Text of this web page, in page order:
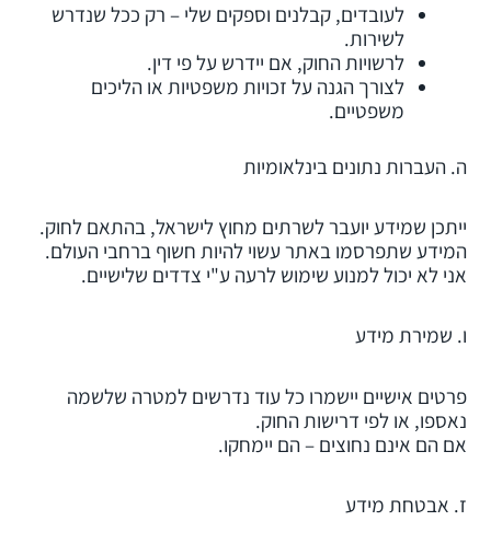
לעובדים, קבלנים וספקים שלי – רק ככל שנדרש
לשירות.
לרשויות החוק, אם יידרש על פי דין.
לצורך הגנה על זכויות משפטיות או הליכים
משפטיים.
ה. העברות נתונים בינלאומיות
ייתכן שמידע יועבר לשרתים מחוץ לישראל, בהתאם לחוק.
המידע שתפרסמו באתר עשוי להיות חשוף ברחבי העולם.
אני לא יכול למנוע שימוש לרעה ע"י צדדים שלישיים.
ו. שמירת מידע
פרטים אישיים יישמרו כל עוד נדרשים למטרה שלשמה
נאספו, או לפי דרישות החוק.
אם הם אינם נחוצים – הם יימחקו.
ז. אבטחת מידע